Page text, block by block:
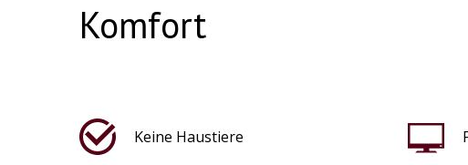
Komfort
Keine Haustiere